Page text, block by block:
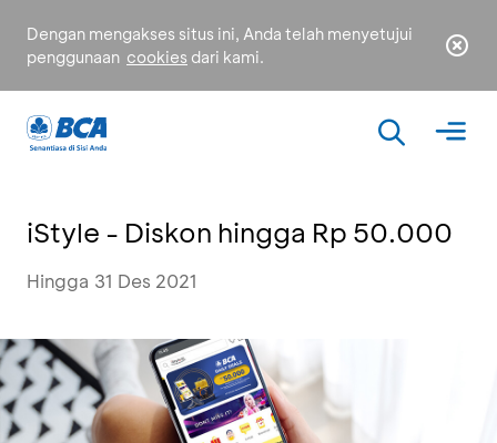
Dengan mengakses situs ini, Anda telah menyetujui
penggunaan cookies dari kami.
iStyle - Diskon hingga Rp 50.000
Hingga 31 Des 2021